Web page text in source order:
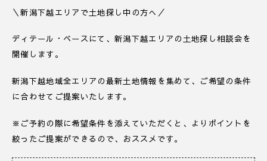
＼新潟下越エリアで土地探し中の方へ／
ディテール・ベースにて、新潟下越エリアの土地探し相談会を
開催します。
新潟下越地域全エリアの最新土地情報を集めて、ご希望の条件
に合わせてご提案いたします。
※ご予約の際に希望条件を添えていただくと、よりポイントを
絞ったご提案ができるので、おススメです。